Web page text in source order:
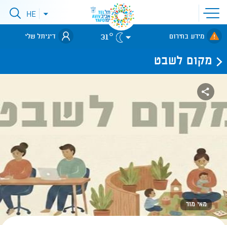
פתיחת
תפריט
אתר
לאתר עיריית
תל-אביב
פתיחתHE
מידע בחירום 31° דיגיתל שלי
מקום לשבט
מאי מור